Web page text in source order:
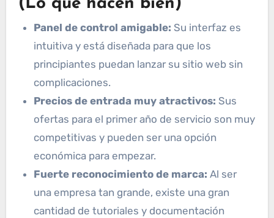
(Lo que hacen bien)
Panel de control amigable: Su interfaz es
intuitiva y está diseñada para que los
principiantes puedan lanzar su sitio web sin
complicaciones.
Precios de entrada muy atractivos: Sus
ofertas para el primer año de servicio son muy
competitivas y pueden ser una opción
económica para empezar.
Fuerte reconocimiento de marca: Al ser
una empresa tan grande, existe una gran
cantidad de tutoriales y documentación